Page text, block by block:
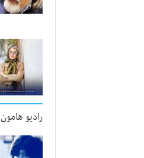
رادیو هامون